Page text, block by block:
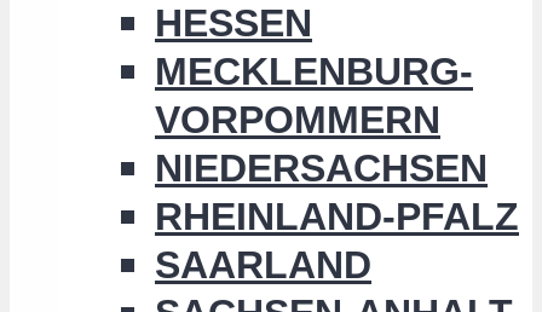
HESSEN
MECKLENBURG-
VORPOMMERN
NIEDERSACHSEN
RHEINLAND-PFALZ
SAARLAND